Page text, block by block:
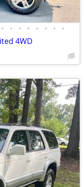
• • • • • • • •
4WD